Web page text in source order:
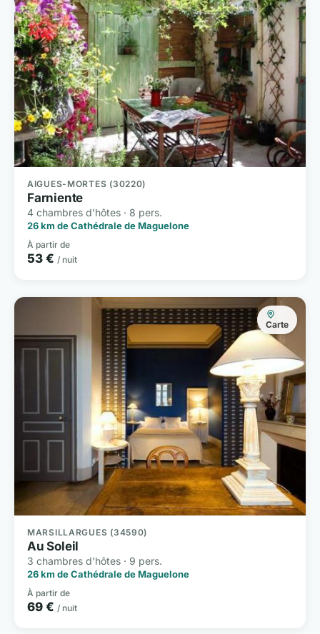
AIGUES-MORTES (30220)
Farniente
4 chambres d'hôtes · 8 pers.
26 km de Cathédrale de Maguelone
À partir de
53 € / nuit
Carte
MARSILLARGUES (34590)
Au Soleil
3 chambres d'hôtes · 9 pers.
26 km de Cathédrale de Maguelone
À partir de
69 € / nuit